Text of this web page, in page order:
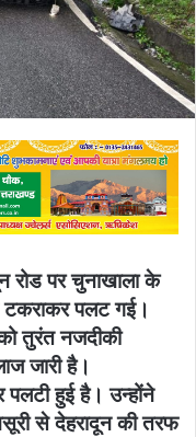
रोड पर चुनाखाला के
टकराकर पलट गई।
तुरंत नजदीकी
जारी है।
पलटी हुई है। उन्होंने
से देहरादून की तरफ